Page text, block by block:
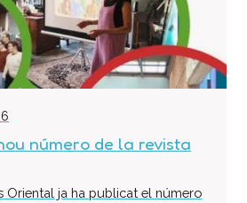
número de la revista
Oriental ja ha publicat el número